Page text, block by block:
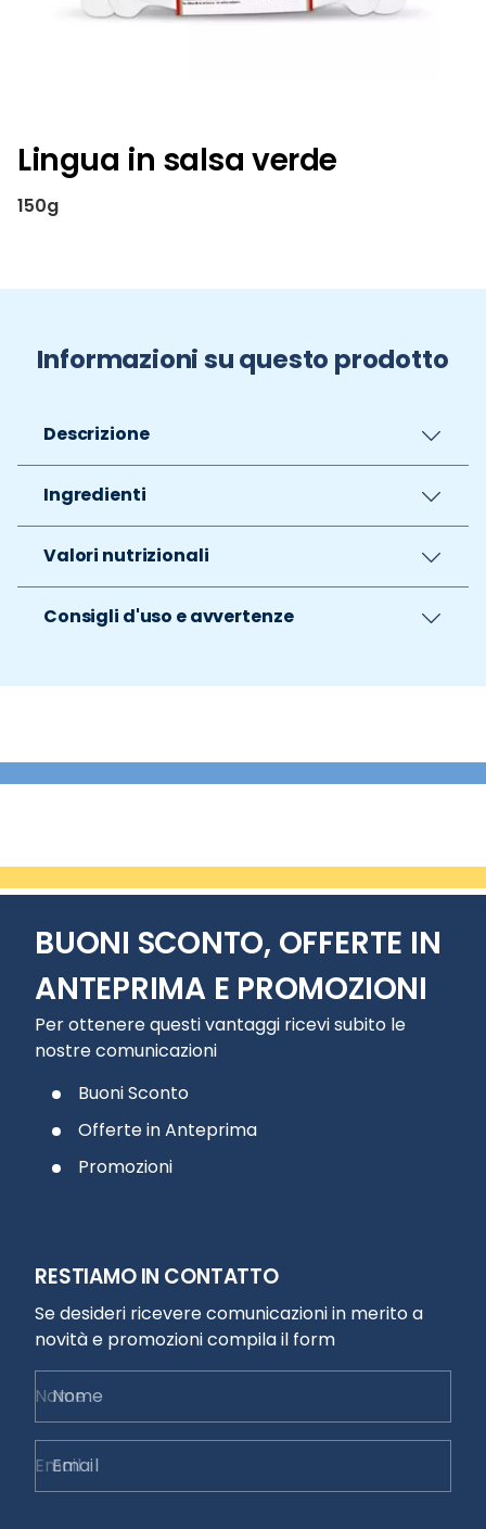
Lingua in salsa verde
150g
Informazioni su questo prodotto
Descrizione
Ingredienti
Valori nutrizionali
Consigli d'uso e avvertenze
BUONI SCONTO, OFFERTE IN
ANTEPRIMA E PROMOZIONI
Per ottenere questi vantaggi ricevi subito le
nostre comunicazioni
Buoni Sconto
Offerte in Anteprima
Promozioni
RESTIAMO IN CONTATTO
Se desideri ricevere comunicazioni in merito a
novità e promozioni compila il form
Nome
Email